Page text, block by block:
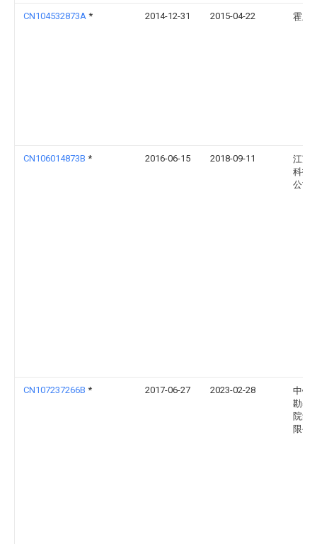
CN104532873A * 2014-12-31 2015-04-22 霍宏
CN106014873B * 2016-06-15 2018-09-11
江苏
科技
公司
CN107237266B * 2017-06-27 2023-02-28
中铁
勘察
院集
限公